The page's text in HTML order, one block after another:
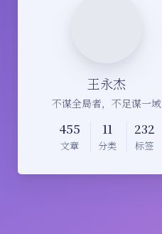
王永杰
不谋全局者，不足谋一域
455
文章
11
分类
232
标签